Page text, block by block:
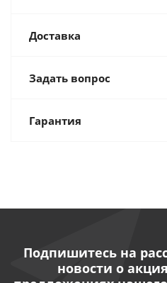
Доставка
Задать вопрос
Гарантия
Подпишитесь на
новости о